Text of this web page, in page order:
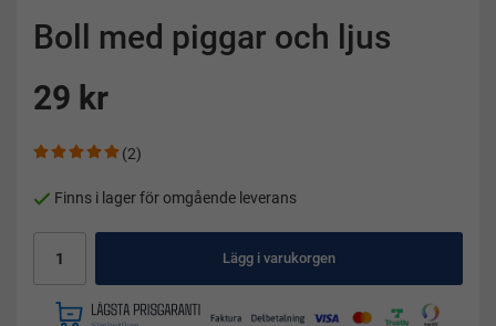
Boll med piggar och ljus
29 kr
(2)
Finns i lager för omgående leverans
Lägg i varukorgen